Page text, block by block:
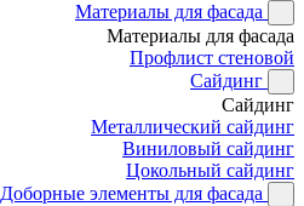
Материалы для фасада
Материалы для фасада
Профлист стеновой
Сайдинг
Сайдинг
Металлический сайдинг
Виниловый сайдинг
Цокольный сайдинг
Доборные элементы для фасада